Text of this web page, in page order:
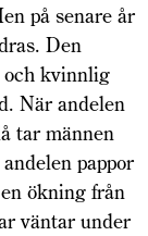
på senare år
Den
och kvinnlig
När andelen
tar männen
pappor
ökning från
väntar under